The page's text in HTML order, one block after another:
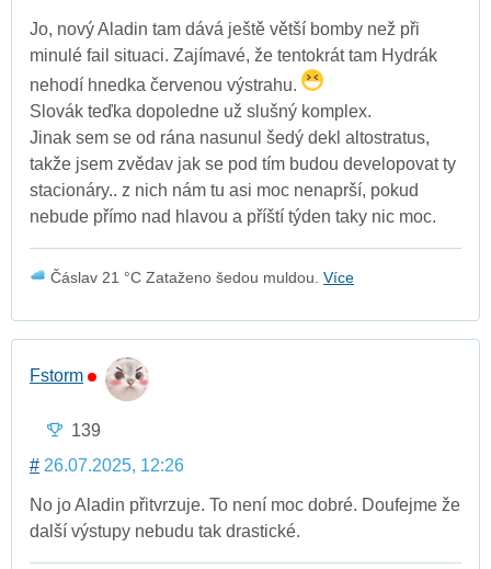
Jo, nový Aladin tam dává ještě větší bomby než při
minulé fail situaci. Zajímavé, že tentokrát tam Hydrák
nehodí hnedka červenou výstrahu.
Slovák teďka dopoledne už slušný komplex.
Jinak sem se od rána nasunul šedý dekl altostratus,
takže jsem zvědav jak se pod tím budou developovat ty
stacionáry.. z nich nám tu asi moc nenaprší, pokud
nebude přímo nad hlavou a příští týden taky nic moc.
Čáslav 21 °C Zataženo šedou muldou. Více
Fstorm
139
# 26.07.2025, 12:26
No jo Aladin přitvrzuje. To není moc dobré. Doufejme že
další výstupy nebudu tak drastické.